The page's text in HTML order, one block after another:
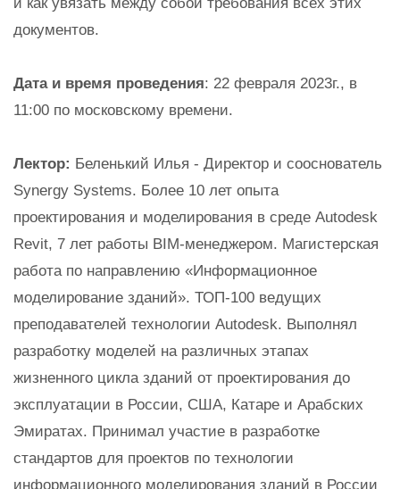
документов.
Дата и время проведения: 22 февраля 2023г., в
11:00 по московскому времени.
Лектор: Беленький Илья - Директор и сооснователь
Synergy Systems. Более 10 лет опыта
проектирования и моделирования в среде Autodesk
Revit, 7 лет работы BIM-менеджером. Магистерская
работа по направлению «Информационное
моделирование зданий». ТОП-100 ведущих
преподавателей технологии Autodesk. Выполнял
разработку моделей на различных этапах
жизненного цикла зданий от проектирования до
эксплуатации в России, США, Катаре и Арабских
Эмиратах. Принимал участие в разработке
стандартов для проектов по технологии
информационного моделирования зданий в России